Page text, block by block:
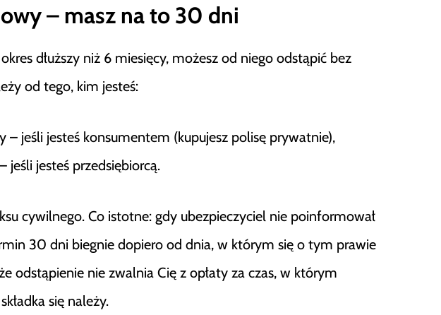
– masz na to 30 dni
dłuższy niż 6 miesięcy, możesz od niego odstąpić bez
od tego, kim jesteś:
– jeśli jesteś konsumentem (kupujesz polisę prywatnie),
jeśli jesteś przedsiębiorcą.
cywilnego. Co istotne: gdy ubezpieczyciel nie poinformował
30 dni biegnie dopiero od dnia, w którym się o tym prawie
odstąpienie nie zwalnia Cię z opłaty za czas, w którym
się należy.